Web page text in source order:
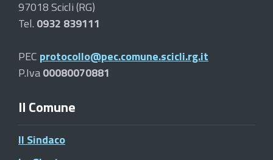
97018 Scicli (RG)
Tel. 0932 839111
PEC protocollo@pec.comune.scicli.rg.it
P.Iva00080070881
Il Comune
Il Sindaco